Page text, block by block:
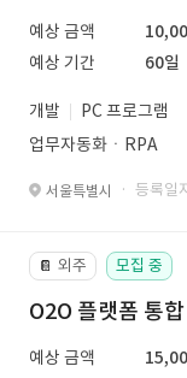
예상 금액
예상 기간
60일
개발
PC 프로그램
업무자동화ㆍRPA
서울특별시 · 등록일
📔 외주 모집 중
O2O 플랫폼 통
예상 금액